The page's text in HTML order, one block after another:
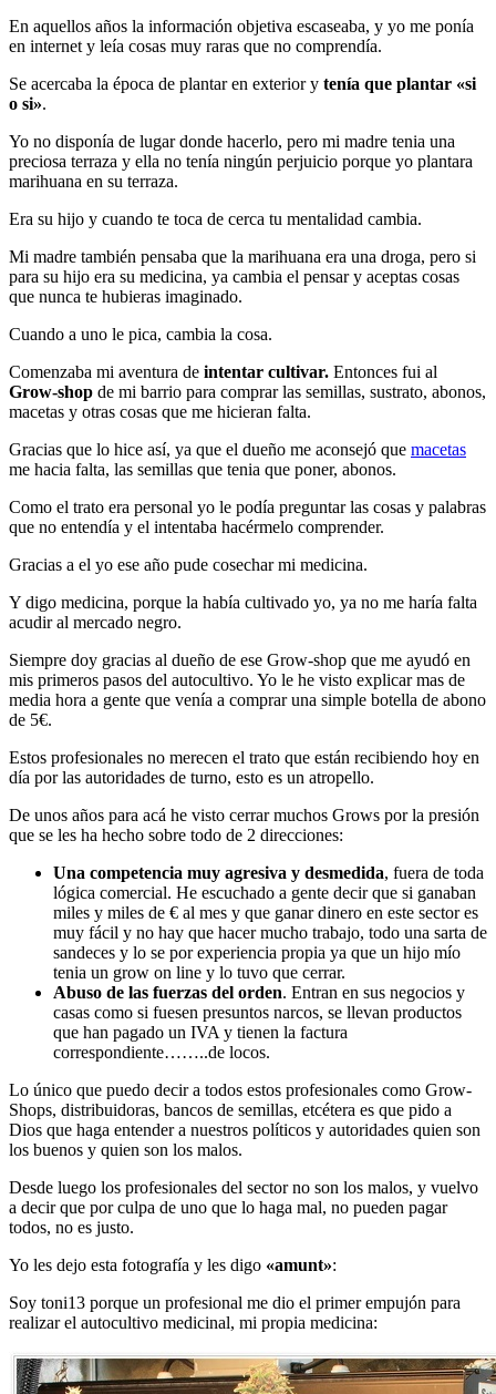
En aquellos años la información objetiva escaseaba, y yo me ponía
en internet y leía cosas muy raras que no comprendía.
Se acercaba la época de plantar en exterior y tenía que plantar «si
o si».
Yo no disponía de lugar donde hacerlo, pero mi madre tenia una
preciosa terraza y ella no tenía ningún perjuicio porque yo plantara
marihuana en su terraza.
Era su hijo y cuando te toca de cerca tu mentalidad cambia.
Mi madre también pensaba que la marihuana era una droga, pero si
para su hijo era su medicina, ya cambia el pensar y aceptas cosas
que nunca te hubieras imaginado.
Cuando a uno le pica, cambia la cosa.
Comenzaba mi aventura de intentar cultivar. Entonces fui al
Grow-shop de mi barrio para comprar las semillas, sustrato, abonos,
macetas y otras cosas que me hicieran falta.
Gracias que lo hice así, ya que el dueño me aconsejó que macetas
me hacia falta, las semillas que tenia que poner, abonos.
Como el trato era personal yo le podía preguntar las cosas y palabras
que no entendía y el intentaba hacérmelo comprender.
Gracias a el yo ese año pude cosechar mi medicina.
Y digo medicina, porque la había cultivado yo, ya no me haría falta
acudir al mercado negro.
Siempre doy gracias al dueño de ese Grow-shop que me ayudó en
mis primeros pasos del autocultivo. Yo le he visto explicar mas de
media hora a gente que venía a comprar una simple botella de abono
de 5€.
Estos profesionales no merecen el trato que están recibiendo hoy en
día por las autoridades de turno, esto es un atropello.
De unos años para acá he visto cerrar muchos Grows por la presión
que se les ha hecho sobre todo de 2 direcciones:
Una competencia muy agresiva y desmedida, fuera de toda
lógica comercial. He escuchado a gente decir que si ganaban
miles y miles de € al mes y que ganar dinero en este sector es
muy fácil y no hay que hacer mucho trabajo, todo una sarta de
sandeces y lo se por experiencia propia ya que un hijo mío
tenia un grow on line y lo tuvo que cerrar.
Abuso de las fuerzas del orden. Entran en sus negocios y
casas como si fuesen presuntos narcos, se llevan productos
que han pagado un IVA y tienen la factura
correspondiente……..de locos.
Lo único que puedo decir a todos estos profesionales como Grow-
Shops, distribuidoras, bancos de semillas, etcétera es que pido a
Dios que haga entender a nuestros políticos y autoridades quien son
los buenos y quien son los malos.
Desde luego los profesionales del sector no son los malos, y vuelvo
a decir que por culpa de uno que lo haga mal, no pueden pagar
todos, no es justo.
Yo les dejo esta fotografía y les digo «amunt»:
Soy toni13 porque un profesional me dio el primer empujón para
realizar el autocultivo medicinal, mi propia medicina: